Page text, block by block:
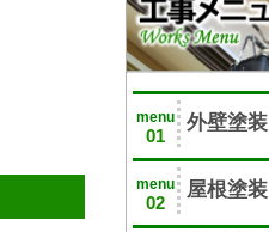
menu
01
外壁塗装
menu
02
屋根塗装